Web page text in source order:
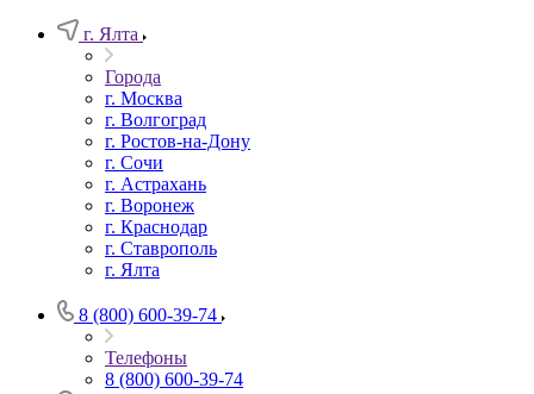
г. Ялта
Города
г. Москва
г. Волгоград
г. Ростов-на-Дону
г. Сочи
г. Астрахань
г. Воронеж
г. Краснодар
г. Ставрополь
г. Ялта
8 (800) 600-39-74
Телефоны
8 (800) 600-39-74